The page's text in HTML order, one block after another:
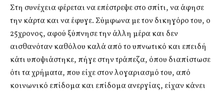
Στη συνέχεια φέρεται να επέστρεψε στο σπίτι, να άφησε
την κάρτα και να έφυγε. Σύμφωνα με τον δικηγόρο του, ο
25χρονος, αφού ξύπνησε την άλλη μέρα και δεν
αισθανόταν καθόλου καλά από το υπνωτικό και επειδή
κάτι υποψιάστηκε, πήγε στην τράπεζα, όπου διαπίστωσε
ότι τα χρήματα, που είχε στον λογαριασμό του, από
κοινωνικό επίδομα και επίδομα ανεργίας, είχαν κάνει